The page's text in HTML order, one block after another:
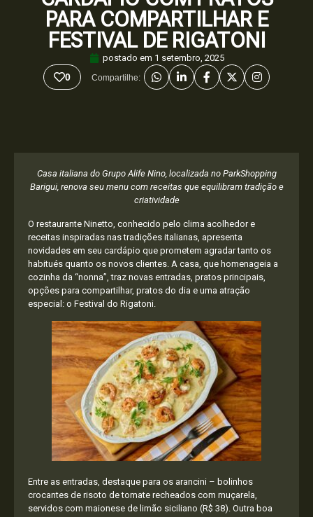
PARA COMPARTILHAR E
FESTIVAL DE RIGATONI
postado em 1 setembro, 2025
0 Compartilhe:
Casa italiana do Grupo Alife Nino, localizada no ParkShopping
Barigui, renova seu menu com receitas que equilibram tradição e
criatividade
O restaurante Ninetto, conhecido pelo clima acolhedor e
receitas inspiradas nas tradições italianas, apresenta
novidades em seu cardápio que prometem agradar tanto os
habitués quanto os novos clientes. A casa, que homenageia a
cozinha da “nonna”, traz novas entradas, pratos principais,
opções para compartilhar, pratos do dia e uma atração
especial: o Festival do Rigatoni.
Entre as entradas, destaque para os arancini – bolinhos
crocantes de risoto de tomate recheados com muçarela,
servidos com maionese de limão siciliano (R$ 38). Outra boa